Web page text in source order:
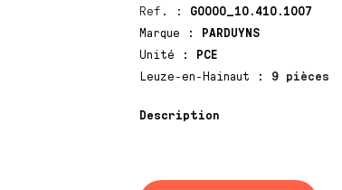
Ref. : G0000_10.410.1007
Marque
:
PARDUYNS
Unité
:
PCE
Leuze-en-Hainaut
: 9 pièces
Description